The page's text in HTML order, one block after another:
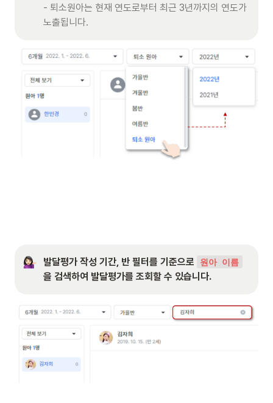
- 퇴소원아는 현재 연도로부터 최근 3년까지의 연도가
노출됩니다.
발달평가 작성 기간, 반 필터를 기준으로 원아 이름
을 검색하여 발달평가를 조회할 수 있습니다.